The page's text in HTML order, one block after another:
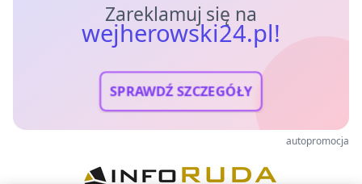
Zareklamuj się na
wejherowski24.pl!
SPRAWDŹ SZCZEGÓŁY
autopromocja